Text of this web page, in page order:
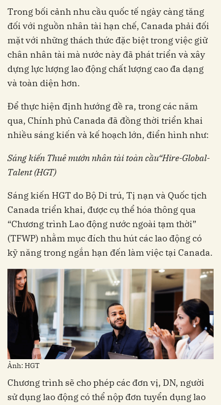
Trong bối cảnh nhu cầu quốc tế ngày càng tăng
đối với nguồn nhân tài hạn chế, Canada phải đối
mặt với những thách thức đặc biệt trong việc giữ
chân nhân tài mà nước này đã phát triển và xây
dựng lực lượng lao động chất lượng cao đa dạng
và toàn diện hơn.
Để thực hiện định hướng đề ra, trong các năm
qua, Chính phủ Canada đã đồng thời triển khai
nhiều sáng kiến và kế hoạch lớn, điển hình như:
Sáng kiến Thuê mướn nhân tài toàn cầu“Hire-Global-
Talent (HGT)
Sáng kiến HGT do Bộ Di trú, Tị nạn và Quốc tịch
Canada triển khai, được cụ thể hóa thông qua
“Chương trình Lao động nước ngoài tạm thời”
(TFWP) nhằm mục đích thu hút các lao động có
kỹ năng trong ngắn hạn đến làm việc tại Canada.
Ảnh: HGT
Chương trình sẽ cho phép các đơn vị, DN, người
sử dụng lao động có thể nộp đơn tuyển dụng lao